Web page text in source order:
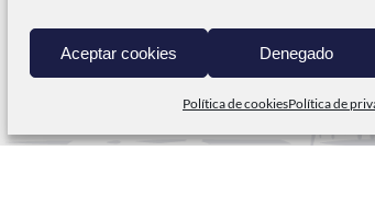
Aceptar cookies Denegado
Política de cookiesPolítica de
DEL MAR A TI
CONTACTO